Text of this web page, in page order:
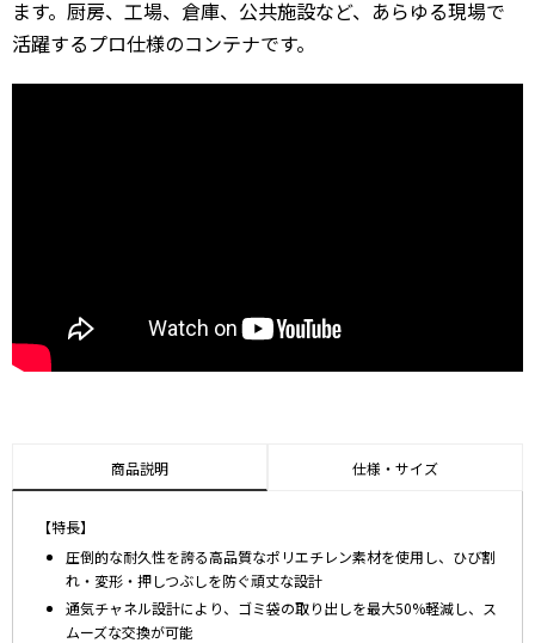
ます。厨房、工場、倉庫、公共施設など、あらゆる現場で
活躍するプロ仕様のコンテナです。
商品説明 仕様・サイズ
【特長】
圧倒的な耐久性を誇る高品質なポリエチレン素材を使用し、ひび割
れ・変形・押しつぶしを防ぐ頑丈な設計
通気チャネル設計により、ゴミ袋の取り出しを最大50%軽減し、ス
ムーズな交換が可能